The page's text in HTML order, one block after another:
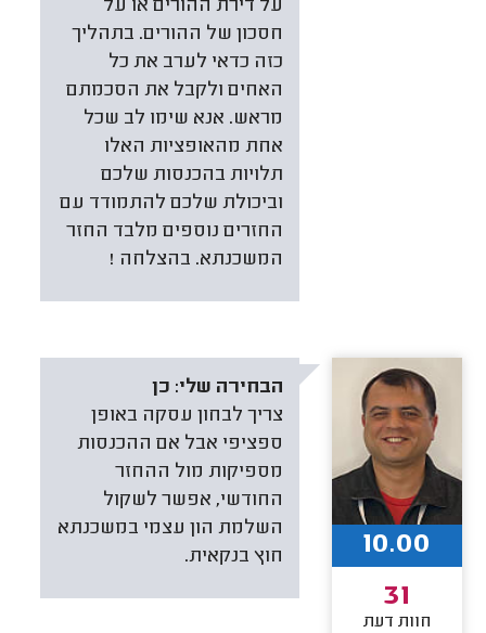
על דירת ההורים או על
חסכון של ההורים. בתהליך
כזה כדאי לערב את כל
האחים ולקבל את הסכמתם
מראש. אנא שימו לב שכל
אחת מהאופציות האלו
תלויות בהכנסות שלכם
וביכולת שלכם להתמודד עם
החזרים נוספים מלבד החזר
המשכנתא. בהצלחה !
הבחירה שלי: כן
צריך לבחון עסקה באופן
ספציפי אבל אם ההכנסות
מספיקות מול ההחזר
החודשי, אפשר לשקול
השלמת הון עצמי במשכנתא
חוץ בנקאית.
10.00
31
חוות דעת